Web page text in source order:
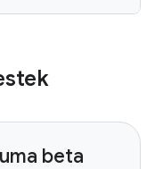
beta